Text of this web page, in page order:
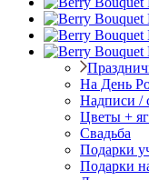
На День
Надписи /
Цветы +
Свадьба
Подарки
Подарки